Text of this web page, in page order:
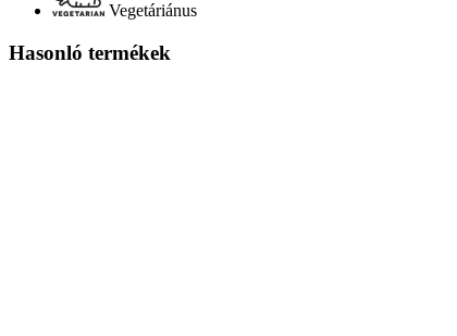
Vegetáriánus
Hasonló termékek